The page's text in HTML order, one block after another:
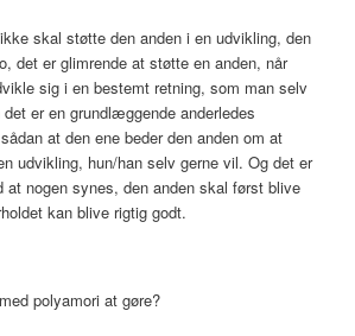
skal støtte den anden i en udvikling, den
det er glimrende at støtte en anden, når
sig i en bestemt retning, som man selv
er en grundlæggende anderledes
at den ene beder den anden om at
udvikling, hun/han selv gerne vil. Og det er
at nogen synes, den anden skal først blive
kan blive rigtig godt.
polyamori at gøre?